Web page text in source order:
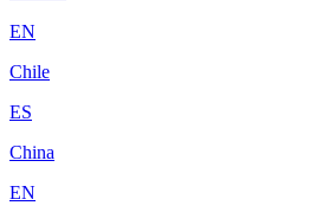
EN
Chile
ES
China
EN